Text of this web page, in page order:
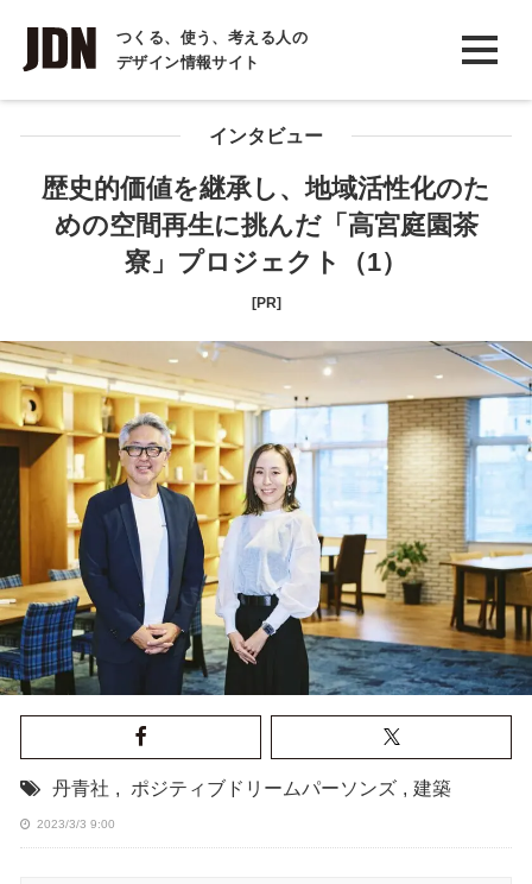
つくる、使う、考える人の
デザイン情報サイト
INTERVIEW
インタビュー
REPORT
COLUMN
コラム
インタビュー
歴史的価値を継承し、地域活性化のた
めの空間再生に挑んだ「高宮庭園茶
寮」プロジェクト（1）
[PR]
丹青社 , ポジティブドリームパーソンズ , 建築
2023/3/3 9:00